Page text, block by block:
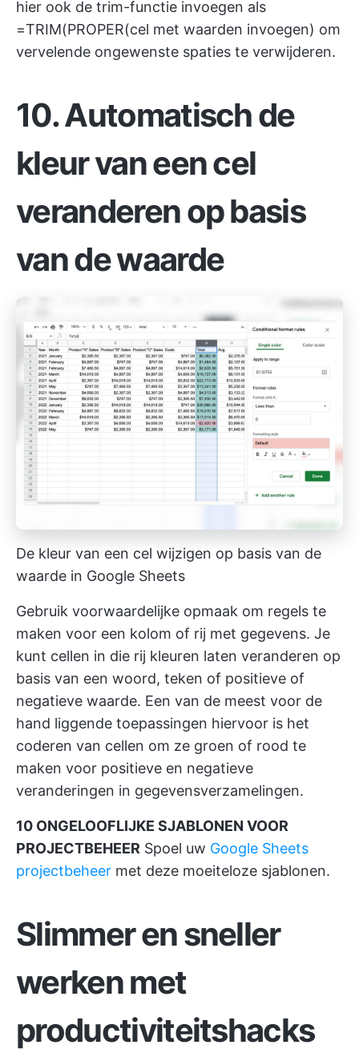
hier ook de trim-functie invoegen als
=TRIM(PROPER(cel met waarden invoegen) om
vervelende ongewenste spaties te verwijderen.
10. Automatisch de
kleur van een cel
veranderen op basis
van de waarde
De kleur van een cel wijzigen op basis van de
waarde in Google Sheets
Gebruik voorwaardelijke opmaak om regels te
maken voor een kolom of rij met gegevens. Je
kunt cellen in die rij kleuren laten veranderen op
basis van een woord, teken of positieve of
negatieve waarde. Een van de meest voor de
hand liggende toepassingen hiervoor is het
coderen van cellen om ze groen of rood te
maken voor positieve en negatieve
veranderingen in gegevensverzamelingen.
10 ONGELOOFLIJKE SJABLONEN VOOR
PROJECTBEHEER Spoel uw Google Sheets
projectbeheer met deze moeiteloze sjablonen.
Slimmer en sneller
werken met
productiviteitshacks